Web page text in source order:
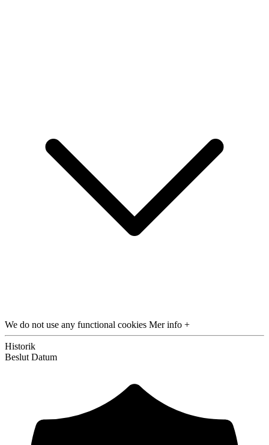
We do not use any functional cookies Mer info +
Historik
Beslut Datum